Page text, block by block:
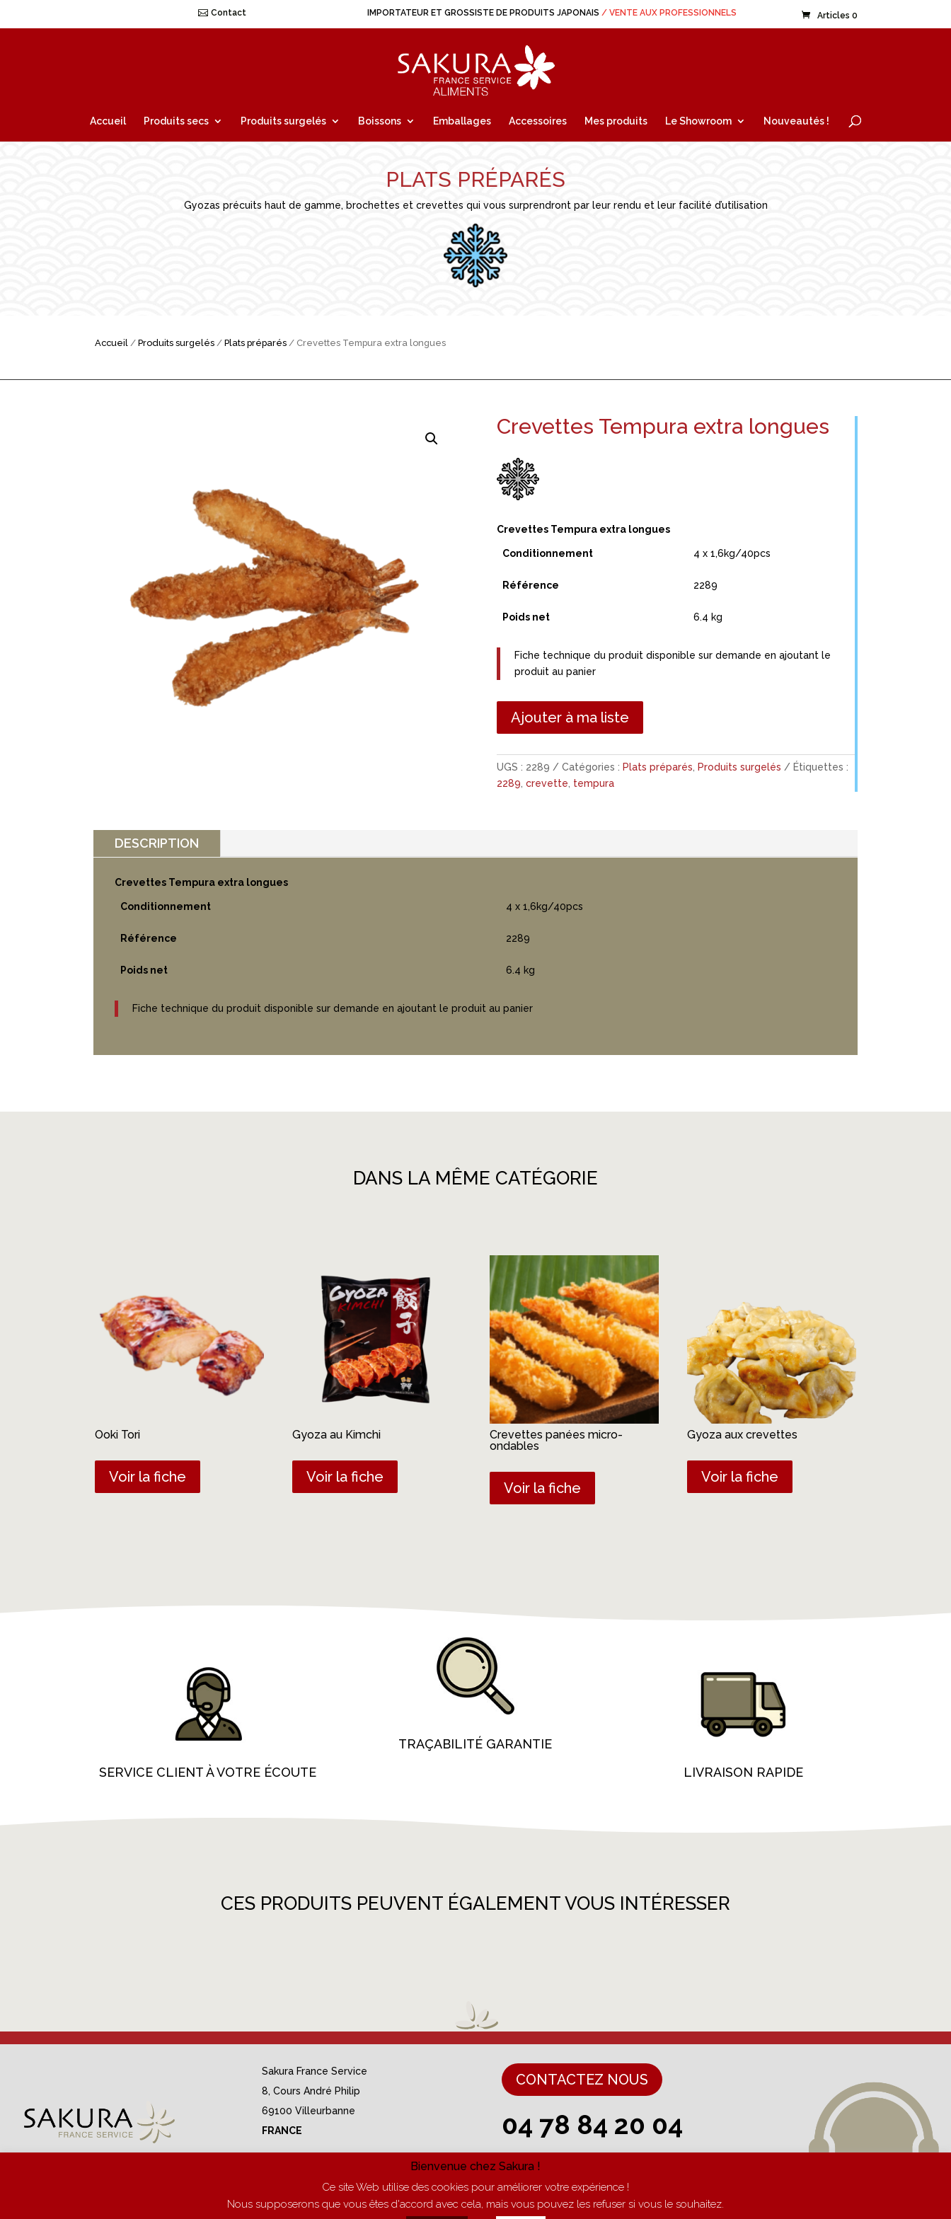
IMPORTATEUR ET GROSSISTE DE PRODUITS JAPONAIS / VENTE AUX PROFESSIONNELS
Contact Articles 0
Accueil Produits secs Produits surgelés Boissons Emballages Accessoires Mes produits Le Showroom Nouveautés !
PLATS PRÉPARÉS
Gyozas précuits haut de gamme, brochettes et crevettes qui vous surprendront par leur rendu et leur facilité d’utilisation
Accueil /Produits surgelés /Plats préparés / Crevettes Tempura extra longues
Crevettes Tempura extra longues
Crevettes Tempura extra longues
Conditionnement 4 x 1,6kg/40pcs
Référence 2289
Poids net 6.4 kg
Fiche technique du produit disponible sur demande en ajoutant le
produit au panier
Ajouter à ma liste
UGS : 2289 Catégories : Plats préparés Produits surgelés
Étiquettes :
2289 crevette tempura
DESCRIPTION
Crevettes Tempura extra longues
Conditionnement 4 x 1,6kg/40pcs
Référence 2289
Poids net 6.4 kg
Fiche technique du produit disponible sur demande en ajoutant le produit au panier
DANS LA MÊME CATÉGORIE
Ooki Tori
Voir la fiche
Gyoza au Kimchi
Voir la fiche
Crevettes panées micro-
ondables
Voir la fiche
Gyoza aux crevettes
Voir la fiche
SERVICE CLIENT À VOTRE ÉCOUTE
TRAÇABILITÉ GARANTIE
LIVRAISON RAPIDE
CES PRODUITS PEUVENT ÉGALEMENT VOUS INTÉRESSER
Sakura France Service
8, Cours André Philip
69100 Villeurbanne
FRANCE
CONTACTEZ NOUS
04 78 84 20 04
Du lundi au vendredi de 9h à 17h
Bienvenue chez Sakura !
Ce site Web utilise des cookies pour améliorer votre expérience !
Nous supposerons que vous êtes d'accord avec cela, mais vous pouvez les refuser si vous le souhaitez.